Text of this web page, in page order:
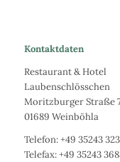
Kontaktdaten
Restaurant & Hotel
Laubenschlösschen
Moritzburger Straße
01689 Weinböhla
Telefon: +49 35243
Telefax: +49 35243